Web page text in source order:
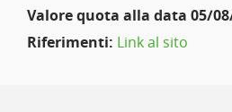
Valore quota alla data 05/
Riferimenti: Link al sito